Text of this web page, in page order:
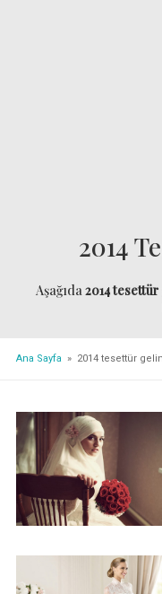
2014
Aşağıda2014
Ana Sayfa » 2014 tesettür